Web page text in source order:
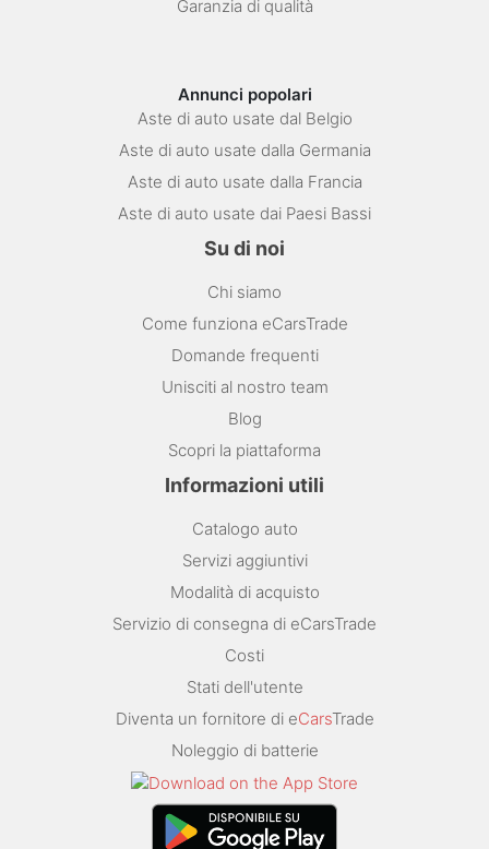
Garanzia di qualità
Annunci popolari
Aste di auto usate dal Belgio
Aste di auto usate dalla Germania
Aste di auto usate dalla Francia
Aste di auto usate dai Paesi Bassi
Su di noi
Chi siamo
Come funziona eCarsTrade
Domande frequenti
Unisciti al nostro team
Blog
Scopri la piattaforma
Informazioni utili
Catalogo auto
Servizi aggiuntivi
Modalità di acquisto
Servizio di consegna di eCarsTrade
Costi
Stati dell'utente
Diventa un fornitore di eCarsTrade
Noleggio di batterie